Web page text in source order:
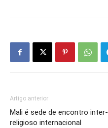
Artigo anterior
Mali é sede de encontro inter-
religioso internacional